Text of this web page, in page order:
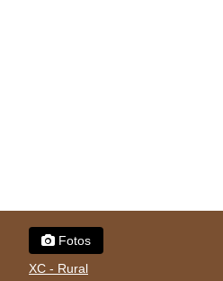
Fotos
XC - Rural